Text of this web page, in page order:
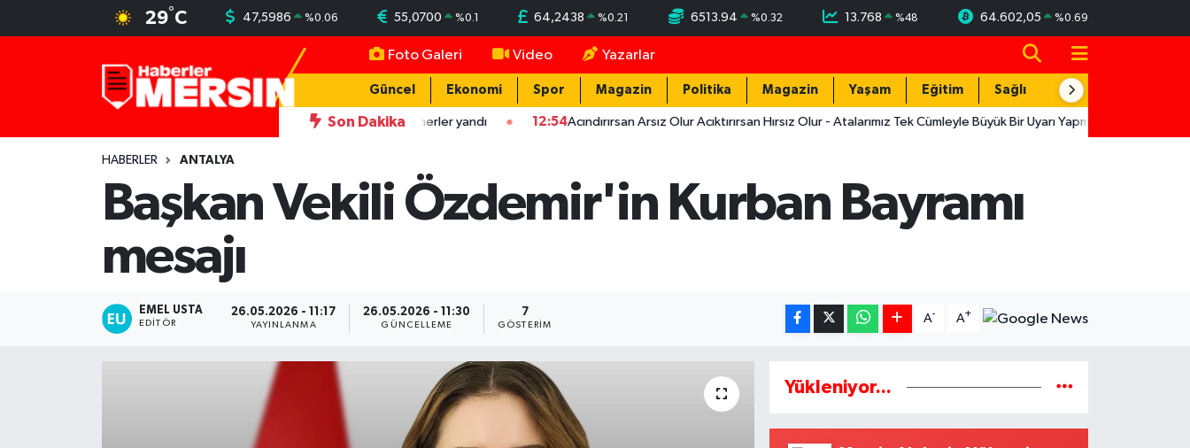
29°C 47,5986 %0.06 55,0700 %0.1 64,2438 %0.21 6513.94 %0.32 13.768 %48 64.602,05 %0.69
Foto Galeri Video Yazarlar
Güncel Ekonomi Spor Magazin Politika Magazin Yaşam Eğitim Sağlık Teknoloji
Son Dakika
İşçilerin kaldığı konteynerler yandı 12:54Acındırırsan Arsız Olur Acıktırırsan Hırsız Olur - Atalarımız Tek Cümleyle Büyük Bir Uyarı Yapmış 12:19
HABERLER ANTALYA
Başkan Vekili Özdemir'in Kurban Bayramı
mesajı
EMEL USTA
EDITÖR
26.05.2026 - 11:17
YAYINLANMA
26.05.2026 - 11:30
GÜNCELLEME
7
GÖSTERIM
A- A+
Yükleniyor...
Mersin Nöbetçi Eczaneler
Mersin Hava Durumu
Mersin Trafik Yoğunluk Haritası
Süper Lig Puan Durumu ve Fikstür
Tüm Manşetler
Haber Arşivi